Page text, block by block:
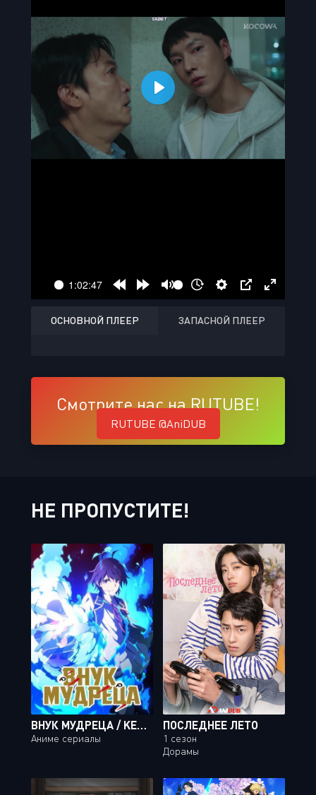
ОСНОВНОЙ ПЛЕЕР ЗАПАСНОЙ ПЛЕЕР
Смотрите нас на RUTUBE!
RUTUBE @AniDUB
НЕ ПРОПУСТИТЕ!
ВНУК МУДРЕЦА / KENJA NO MAGO [12 ИЗ 12]
Аниме сериалы
ПОСЛЕДНЕЕ ЛЕТО
1 сезон
Дорамы